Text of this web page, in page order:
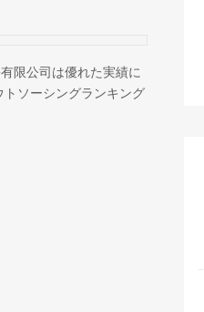
限公司は優れた実績に
トソーシングランキング